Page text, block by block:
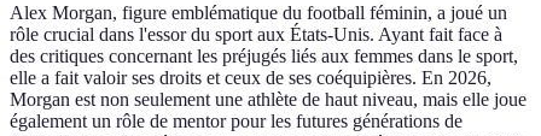
Alex Morgan, figure emblématique du football féminin, a joué un
rôle crucial dans l'essor du sport aux États-Unis. Ayant fait face à
des critiques concernant les préjugés liés aux femmes dans le sport,
elle a fait valoir ses droits et ceux de ses coéquipières. En 2026,
Morgan est non seulement une athlète de haut niveau, mais elle joue
également un rôle de mentor pour les futures générations de